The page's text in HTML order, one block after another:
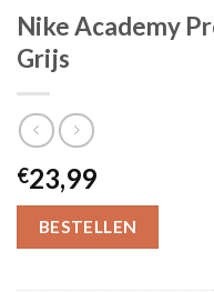
Nike Academy
Grijs
€23,99
BESTELLEN